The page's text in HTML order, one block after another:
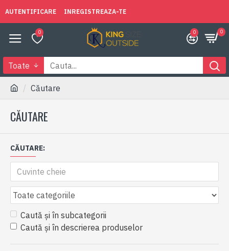
AUTENTIFICARE INREGISTREAZA-TE
0 0 0
Toate
Căutare
CĂUTARE
CĂUTARE:
Caută și în subcategorii
Caută și în descrierea produselor